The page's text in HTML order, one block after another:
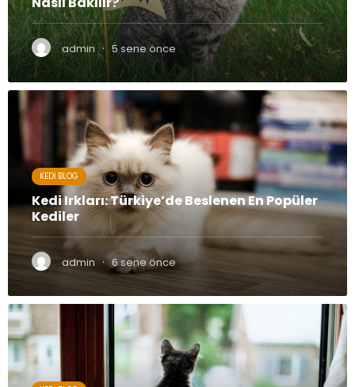
admin · 5 sene önce
KEDI BLOG
Kedi Irkları: Türkiye’de Beslenen En Popüler
Kediler
admin · 6 sene önce